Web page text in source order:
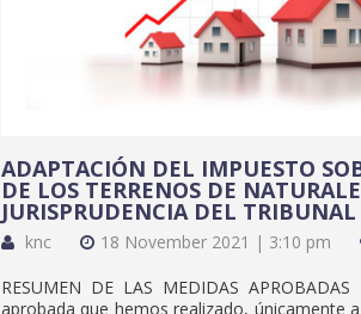
ADAPTACIÓN DEL IMPUESTO
DE LOS TERRENOS DE
JURISPRUDENCIA DEL
knc 18 November 2021 | 3:10 pm
RESUMEN DE LAS MEDIDAS
aprobada que hemos realizado, únicamente